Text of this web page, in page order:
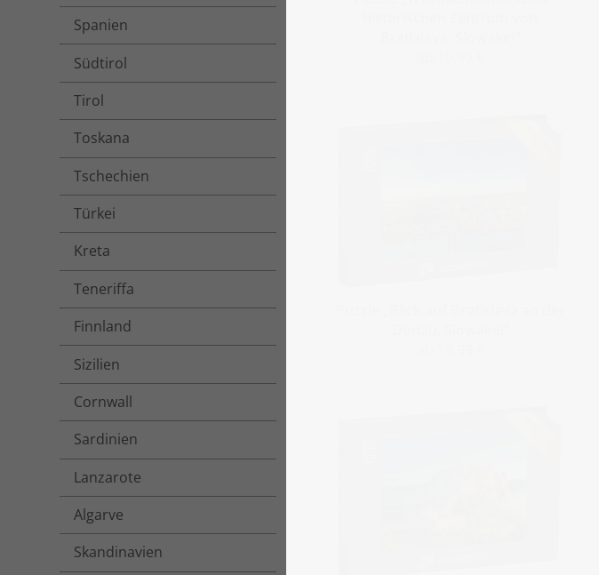
Spanien
Südtirol
Tirol
Toskana
Tschechien
Türkei
Kreta
Teneriffa
Finnland
Sizilien
Cornwall
Sardinien
Lanzarote
Algarve
Skandinavien